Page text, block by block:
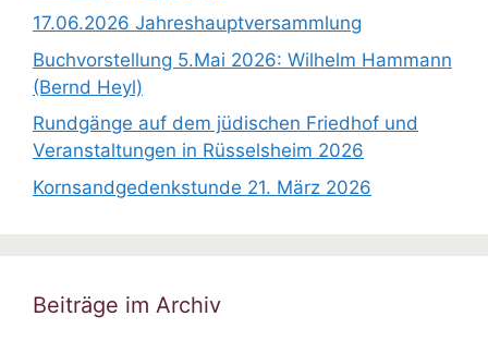
17.06.2026 Jahreshauptversammlung
Buchvorstellung 5.Mai 2026: Wilhelm Hammann
(Bernd Heyl)
Rundgänge auf dem jüdischen Friedhof und
Veranstaltungen in Rüsselsheim 2026
Kornsandgedenkstunde 21. März 2026
Beiträge im Archiv